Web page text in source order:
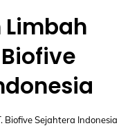
Biofive Sejahtera Indonesia